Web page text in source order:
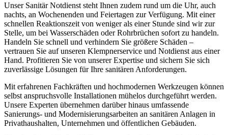
Unser Sanitär Notdienst steht Ihnen zudem rund um die Uhr, auch
nachts, an Wochenenden und Feiertagen zur Verfügung. Mit einer
schnellen Reaktionszeit von weniger als einer Stunde sind wir zur
Stelle, um bei Wasserschäden oder Rohrbrüchen sofort zu handeln.
Handeln Sie schnell und verhindern Sie größere Schäden –
vertrauen Sie auf unseren Klempnerservice und Notdienst aus einer
Hand. Profitieren Sie von unserer Expertise und sichern Sie sich
zuverlässige Lösungen für Ihre sanitären Anforderungen.
Mit erfahrenen Fachkräften und hochmodernen Werkzeugen können
selbst anspruchsvolle Installationen mühelos durchgeführt werden.
Unsere Experten übernehmen darüber hinaus umfassende
Sanierungs- und Modernisierungsarbeiten an sanitären Anlagen in
Privathaushalten, Unternehmen und öffentlichen Gebäuden.